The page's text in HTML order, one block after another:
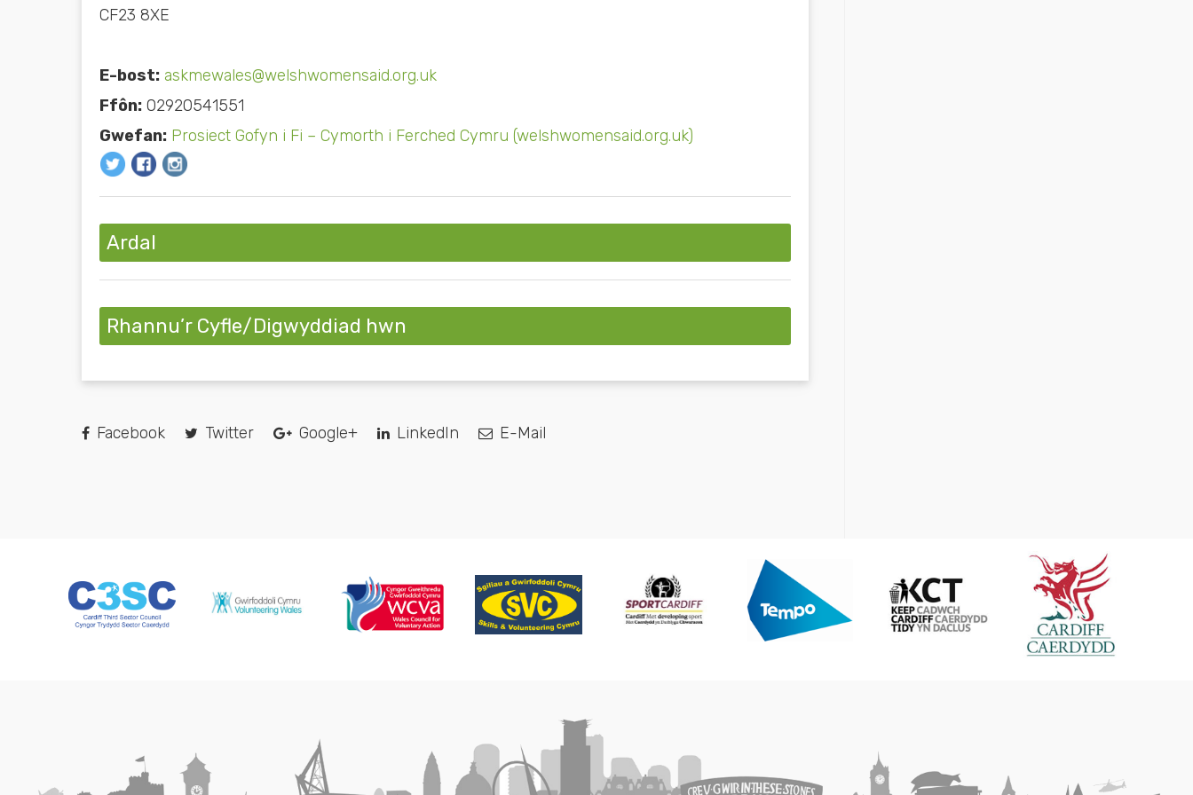
CF23 8XE
E-bost: askmewales@welshwomensaid.org.uk
Ffôn: 02920541551
Gwefan: Prosiect Gofyn i Fi – Cymorth i Ferched Cymru (welshwomensaid.org.uk)
Ardal
Rhannu’r Cyfle/Digwyddiad hwn
Facebook Twitter Google+ LinkedIn E-Mail